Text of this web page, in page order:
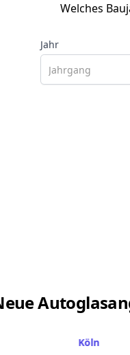
Welches
Jahr
Köln